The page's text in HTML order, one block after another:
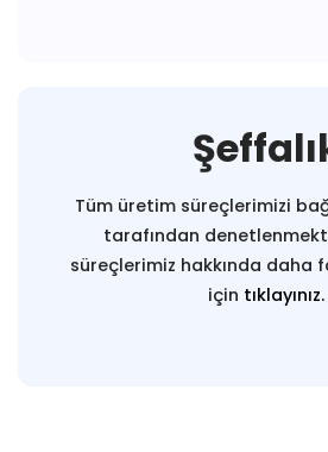
Tüm üretim süreçlerimizi
tarafından
süreçlerimiz hakkında daha
için tıklayınız.